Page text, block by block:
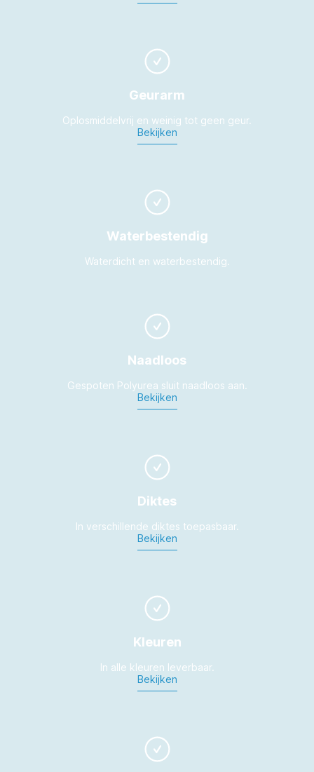
Geurarm
Oplosmiddelvrij en weinig tot geen geur.
Bekijken
Waterbestendig
Waterdicht en waterbestendig.
Naadloos
Gespoten Polyurea sluit naadloos aan.
Bekijken
Diktes
In verschillende diktes toepasbaar.
Bekijken
Kleuren
In alle kleuren leverbaar.
Bekijken